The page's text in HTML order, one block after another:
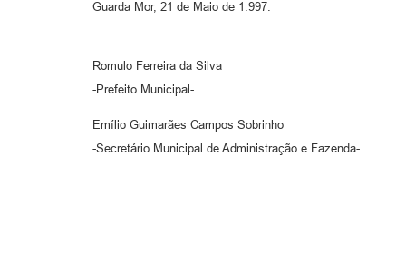
Guarda Mor, 21 de Maio de 1.997.
Romulo Ferreira da Silva
-Prefeito Municipal-
Emílio Guimarães Campos Sobrinho
-Secretário Municipal de Administração e Fazenda-